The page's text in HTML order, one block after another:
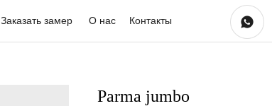
О нас
Заказать замер Контакты
Parma jumbo